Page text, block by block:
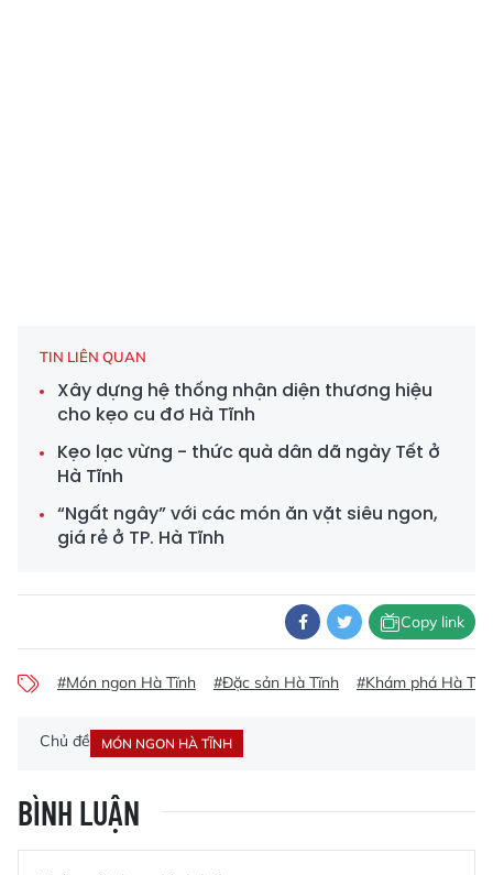
TIN LIÊN QUAN
Xây dựng hệ thống nhận diện thương hiệu
cho kẹo cu đơ Hà Tĩnh
Kẹo lạc vừng - thức quà dân dã ngày Tết ở
Hà Tĩnh
“Ngất ngây” với các món ăn vặt siêu ngon,
giá rẻ ở TP. Hà Tĩnh
Copy link
#Món ngon Hà Tĩnh #Đặc sản Hà Tĩnh #Khám phá Hà
Chủ đề MÓN NGON HÀ TĨNH
BÌNH LUẬN